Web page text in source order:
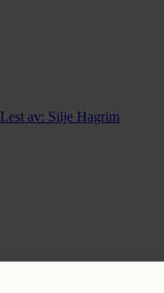
Lest av: Silje Hagrim